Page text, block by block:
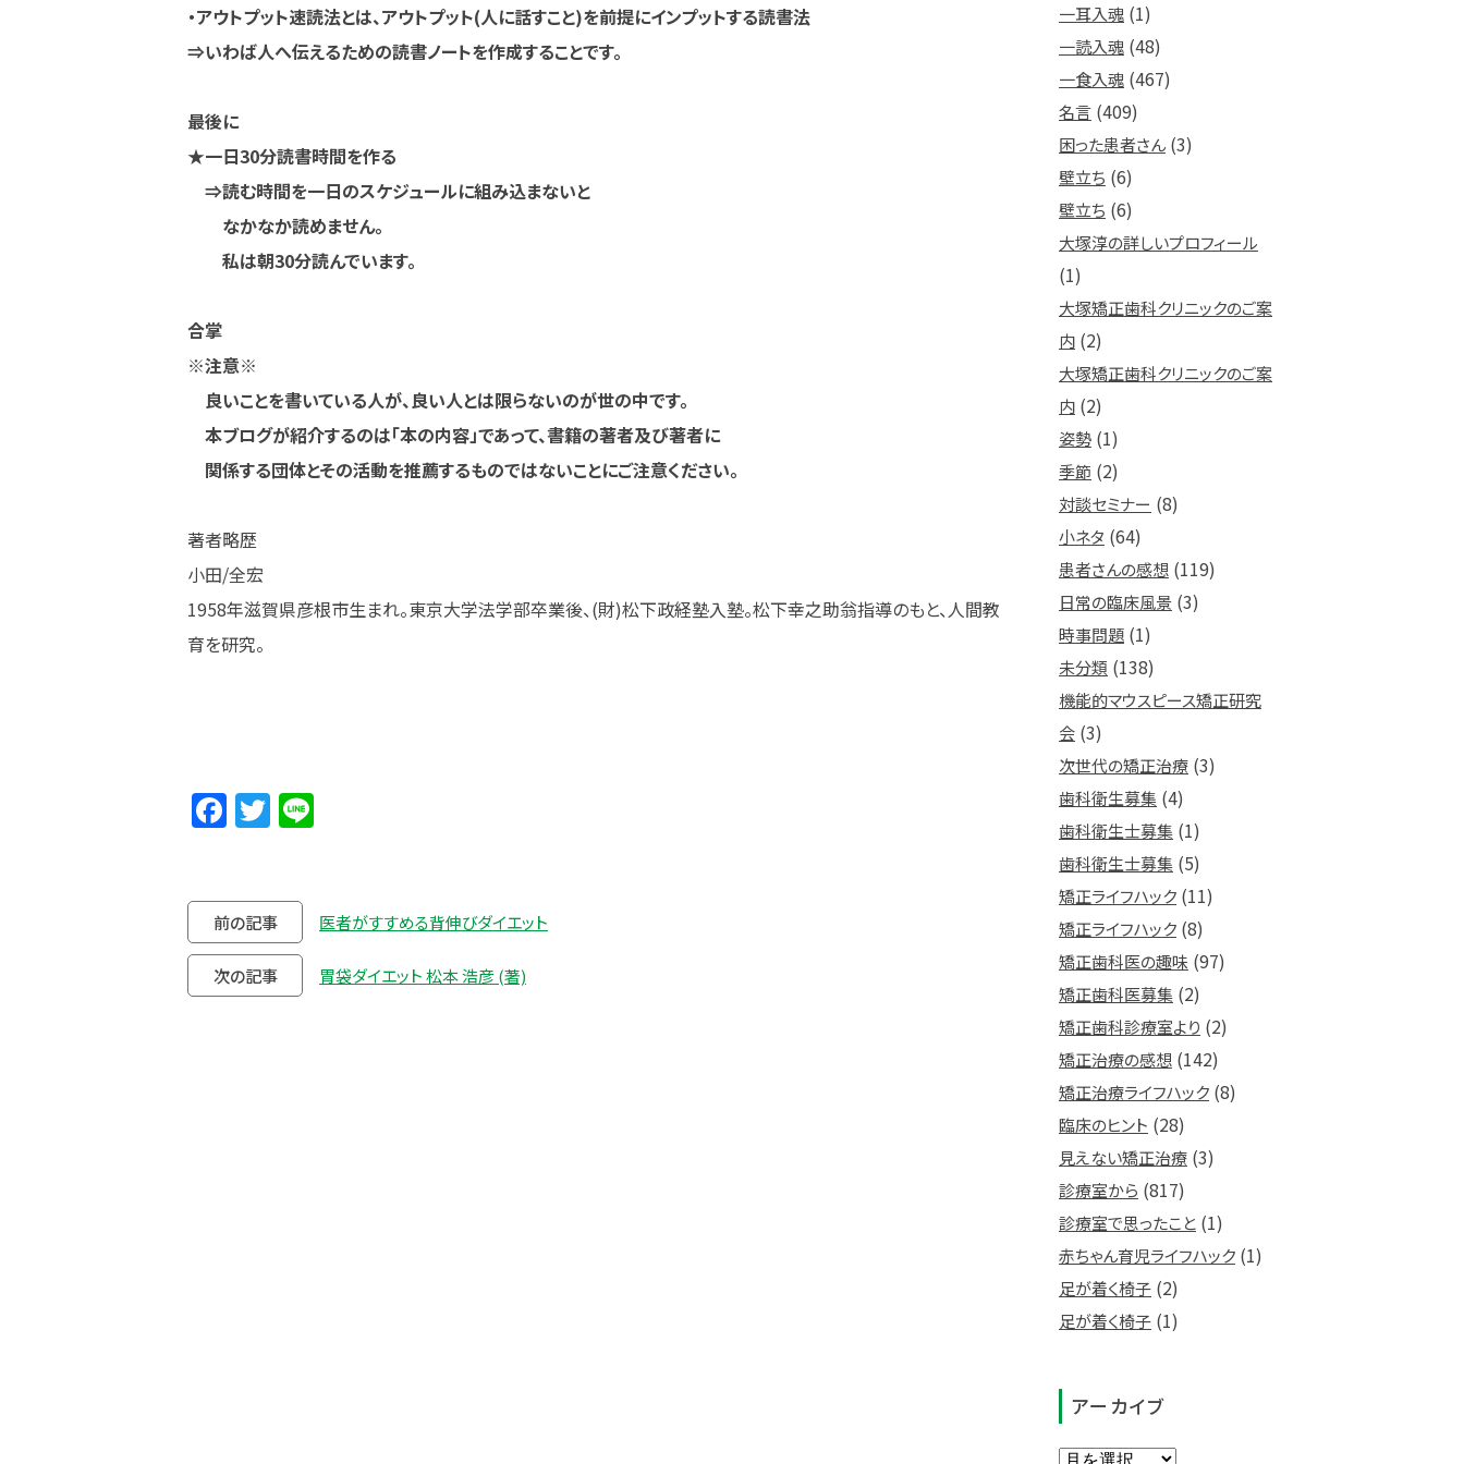
・アウトプット速読法とは、アウトプット(人に話すこと)を前提にインプットする読書法
⇒いわば人へ伝えるための読書ノートを作成することです。
最後に
★一日30分読書時間を作る
⇒読む時間を一日のスケジュールに組み込まないと
なかなか読めません。
私は朝30分読んでいます。
合掌
※注意※
良いことを書いている人が、良い人とは限らないのが世の中です。
本ブログが紹介するのは「本の内容」であって、書籍の著者及び著者に
関係する団体とその活動を推薦するものではないことにご注意ください。
著者略歴
小田/全宏
1958年滋賀県彦根市生まれ。東京大学法学部卒業後、(財)松下政経塾入塾。松下幸之助翁指導のもと、人間教
育を研究。
Facebook
Twitter
前の記事 医者がすすめる背伸びダイエット
次の記事 胃袋ダイエット 松本 浩彦 (著)
一耳入魂 (1)
一読入魂 (48)
一食入魂 (467)
名言 (409)
困った患者さん(3)
壁立ち (6)
壁立ち (6)
大塚淳の詳しいプロフィール
(1)
大塚矯正歯科クリニックのご案
内 (2)
大塚矯正歯科クリニックのご案
内 (2)
姿勢 (1)
季節 (2)
対談セミナー (8)
小ネタ (64)
患者さんの感想 (119)
日常の臨床風景 (3)
時事問題 (1)
未分類 (138)
機能的マウスピース矯正研究
会 (3)
次世代の矯正治療 (3)
歯科衛生募集 (4)
歯科衛生士募集 (1)
歯科衛生士募集 (5)
矯正ライフハック (11)
矯正ライフハック (8)
矯正歯科医の趣味 (97)
矯正歯科医募集 (2)
矯正歯科診療室より (2)
矯正治療の感想 (142)
矯正治療ライフハック (8)
臨床のヒント (28)
見えない矯正治療 (3)
診療室から (817)
診療室で思ったこと (1)
赤ちゃん育児ライフハック (1)
足が着く椅子 (2)
足が着く椅子 (1)
アーカイブ